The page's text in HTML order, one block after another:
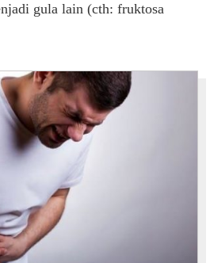
gula lain (cth: fruktosa